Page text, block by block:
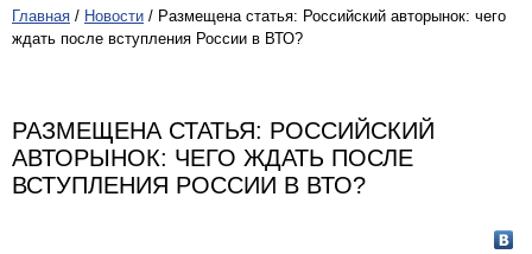
Главная / Новости / Размещена статья: Российский авторынок: чего
ждать после вступления России в ВТО?
РАЗМЕЩЕНА СТАТЬЯ: РОССИЙСКИЙ
АВТОРЫНОК: ЧЕГО ЖДАТЬ ПОСЛЕ
ВСТУПЛЕНИЯ РОССИИ В ВТО?